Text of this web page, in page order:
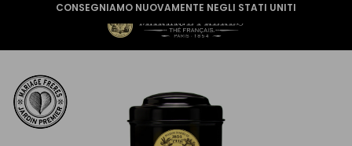
CONSEGNIAMO NUOVAMENTE NEGLI STATI UNITI